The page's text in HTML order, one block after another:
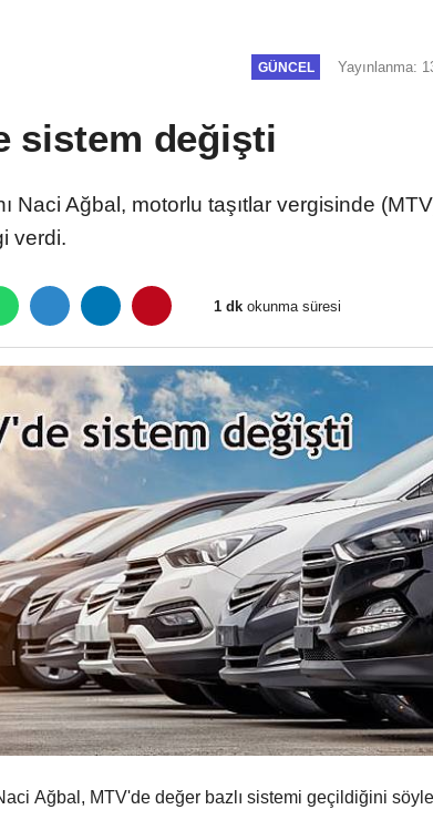
GÜNCEL Yayınlanma:
sistem değişti
Naci Ağbal, motorlu taşıtlar vergisinde
verdi.
1 dk okunma süresi
Ağbal, MTV'de değer bazlı sistemi geçildiğini